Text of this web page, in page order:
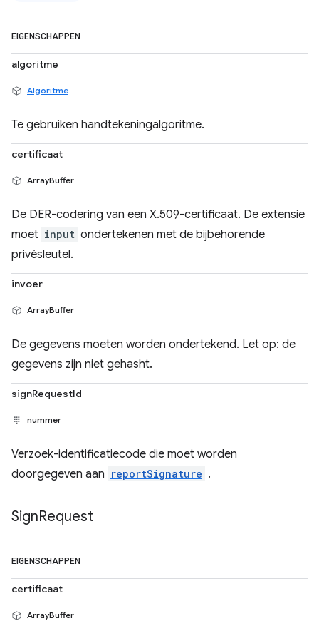
EIGENSCHAPPEN
algoritme
Algoritme
Te gebruiken handtekeningalgoritme.
certificaat
ArrayBuffer
De DER-codering van een X.509-certificaat. De extensie
moet input ondertekenen met de bijbehorende
privésleutel.
invoer
ArrayBuffer
De gegevens moeten worden ondertekend. Let op: de
gegevens zijn niet gehasht.
signRequestId
nummer
Verzoek-identificatiecode die moet worden
doorgegeven aan reportSignature .
SignRequest
EIGENSCHAPPEN
certificaat
ArrayBuffer